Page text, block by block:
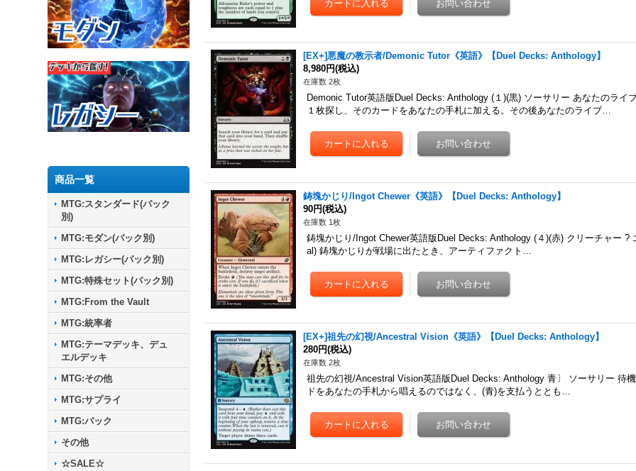
商品一覧
MTG:スタンダード(パック
別)
MTG:モダン(パック別)
MTG:レガシー(パック別)
MTG:特殊セット(パック別)
MTG:From the Vault
MTG:統率者
MTG:テーマデッキ、デュ
エルデッキ
MTG:その他
MTG:サプライ
MTG:パック
その他
☆SALE☆
[EX+]悪魔の教示者/Demonic Tutor《英語》【Duel Decks: Anthology】
8,980円(税込)
在庫数 2枚
Demonic Tutor英語版Duel Decks: Anthology (１)(黒) ソーサリー あなたのライ
１枚探し、そのカードをあなたの手札に加える。その後あなたのライブ…
鋳塊かじり/Ingot Chewer《英語》【Duel Decks: Anthology】
90円(税込)
在庫数 1枚
鋳塊かじり/Ingot Chewer英語版Duel Decks: Anthology (４)(赤) クリーチャー ?
al) 鋳塊かじりが戦場に出たとき、アーティファクト…
[EX+]祖先の幻視/Ancestral Vision《英語》【Duel Decks: Anthology】
280円(税込)
在庫数 2枚
祖先の幻視/Ancestral Vision英語版Duel Decks: Anthology 青〕 ソーサリー 待
ドをあなたの手札から唱えるのではなく、(青)を支払うととも…